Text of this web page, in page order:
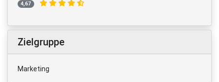
4,67
Zielgruppe
Marketing